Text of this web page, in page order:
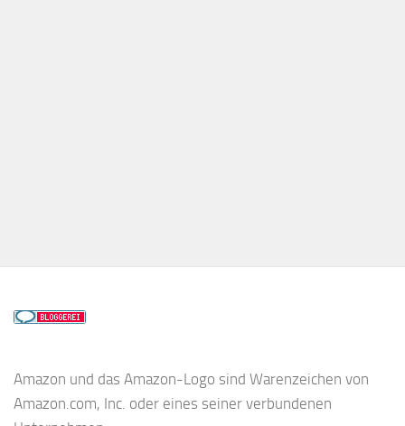
Amazon und das Amazon-Logo sind Warenzeichen von
Amazon.com, Inc. oder eines seiner verbundenen